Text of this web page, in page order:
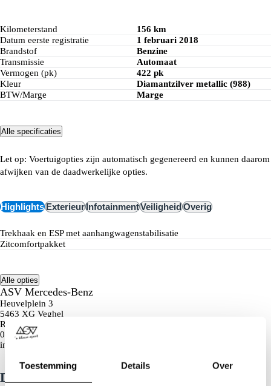
Toestemming Details Over
Kilometerstand
156 km
Datum eerste registratie
1 februari 2018
Brandstof
Benzine
Transmissie
Automaat
Vermogen (pk)
422 pk
Kleur
Diamantzilver metallic (988)
BTW/Marge
Marge
Alle specificaties
Let op: Voertuigopties zijn automatisch gegenereerd en kunnen daarom
afwijken van de daadwerkelijke opties.
HighlightsExterieurInfotainmentVeiligheidOverig
Trekhaak en ESP met aanhangwagenstabilisatie
Zitcomfortpakket
Alle opties
ASV Mercedes-Benz
Heuvelplein 3
5463 XG Veghel
Route plannen
0413 - 31 77 77
info@asv.nl
Deel dit voertuig